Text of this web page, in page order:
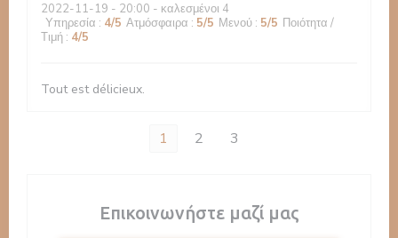
2022-11-19 - 20:00 - καλεσμένοι 4
Υπηρεσία : 4/5 Ατμόσφαιρα : 5/5 Μενού : 5/5 Ποιότητα /
Τιμή : 4/5
Tout est délicieux.
1 2 3
Επικοινωνήστε μαζί μας